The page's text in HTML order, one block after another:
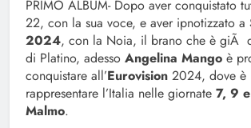
PRIMO ALBUM- Dopo aver conquistato
22, con la sua voce, e aver ipnotizzato a
2024, con la Noia, il brano che è giÃ
di Platino, adesso Angelina Mango è
conquistare all’Eurovision 2024, dove è
rappresentare l’Italia nelle giornate 7, 9
Malmo.